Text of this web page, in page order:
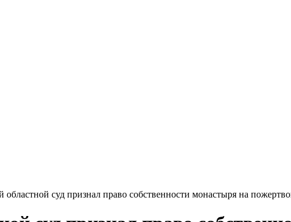
областной суд признал право собственности монастыря на